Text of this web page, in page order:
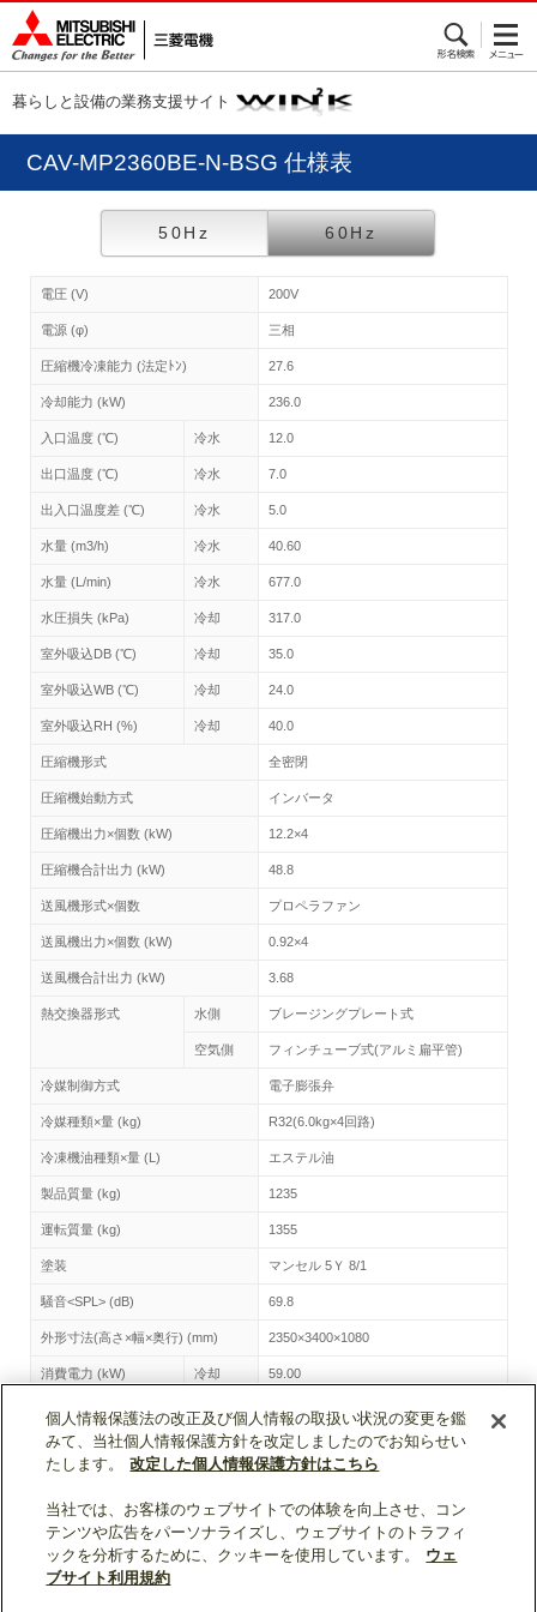
暮らしと設備の業務支援サイト
CAV-MP2360BE-N-BSG 仕様表
50Hz 60Hz
電圧 (V) 200V
電源 (φ) 三相
圧縮機冷凍能力 (法定ﾄﾝ) 27.6
冷却能力 (kW) 236.0
入口温度 (℃) 冷水 12.0
出口温度 (℃) 冷水 7.0
出入口温度差 (℃) 冷水 5.0
水量 (m3/h) 冷水 40.60
水量 (L/min) 冷水 677.0
水圧損失 (kPa) 冷却 317.0
室外吸込DB (℃) 冷却 35.0
室外吸込WB (℃) 冷却 24.0
室外吸込RH (%) 冷却 40.0
圧縮機形式 全密閉
圧縮機始動方式 インバータ
圧縮機出力×個数 (kW) 12.2×4
圧縮機合計出力 (kW) 48.8
送風機形式×個数 プロペラファン
送風機出力×個数 (kW) 0.92×4
送風機合計出力 (kW) 3.68
熱交換器形式 水側 ブレージングプレート式
空気側 フィンチューブ式(アルミ扁平管)
冷媒制御方式 電子膨張弁
冷媒種類×量 (kg) R32(6.0kg×4回路)
冷凍機油種類×量 (L) エステル油
製品質量 (kg) 1235
運転質量 (kg) 1355
塗装 マンセル 5Ｙ 8/1
騒音<SPL> (dB) 69.8
外形寸法(高さ×幅×奥行) (mm) 2350×3400×1080
消費電力 (kW) 冷却 59.00
CAV-MP2360BE-N-BSG トップへ
ページトップへ戻る
表示モード：
個人情報保護法の改正及び個人情報の取扱い状況の変更を鑑
みて、当社個人情報保護方針を改定しましたのでお知らせい
たします。
改定した個人情報保護方針はこちら
当社では、お客様のウェブサイトでの体験を向上させ、コン
テンツや広告をパーソナライズし、ウェブサイトのトラフィ
ックを分析するために、クッキーを使用しています。
ウェ
ブサイト利用規約